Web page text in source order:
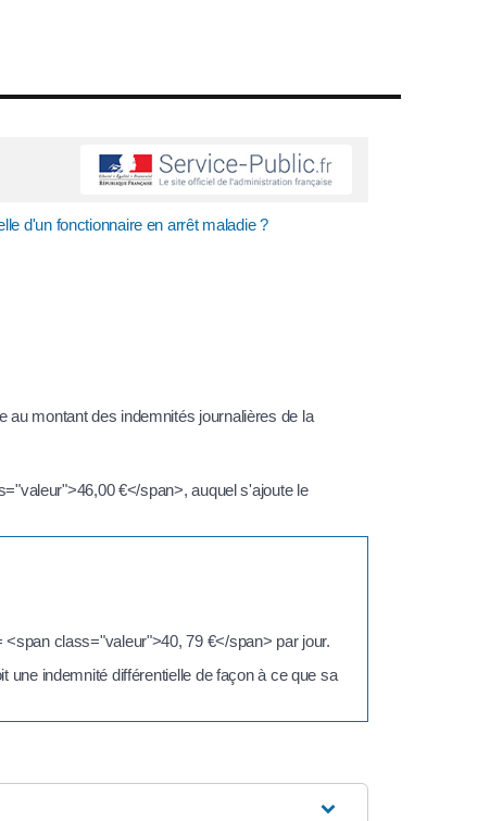
d'un fonctionnaire en arrêt maladie ?
au montant des indemnités journalières de la
€</span>, auquel s'ajoute le
class="valeur">40, 79 €</span> par jour.
une indemnité différentielle de façon à ce que sa